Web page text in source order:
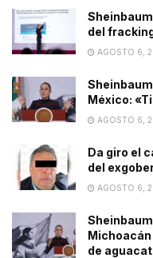
del
AGOSTO 6,
México:
AGOSTO 6,
Da giro el
del
AGOSTO 6,
de